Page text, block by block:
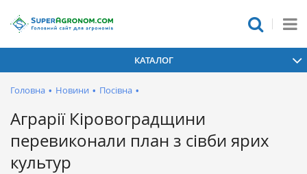
КАТАЛОГ
Головна • Новини • Посівна •
Аграрії Кіровоградщини
перевиконали план з сівби ярих
культур